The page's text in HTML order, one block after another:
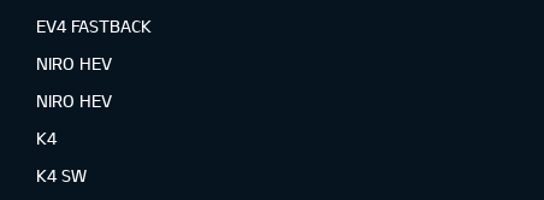
EV4 FASTBACK
NIRO HEV
NIRO HEV
K4
K4 SW